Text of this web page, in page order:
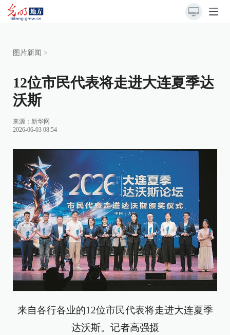
图片新闻 >
12位市民代表将走进大连夏季达
沃斯
来源： 新华网
2026-06-03 08:54
来自各行各业的12位市民代表将走进大连夏季
达沃斯。记者高强摄